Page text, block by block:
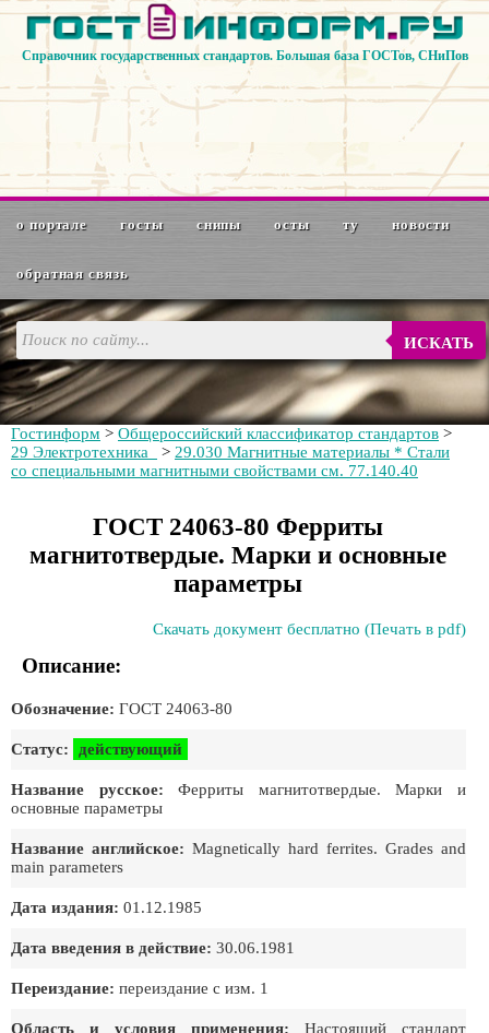
Справочник государственных стандартов. Большая база ГОСТов, СНиПов
о портале госты снипы осты ту новости
обратная связь
ИСКАТЬ
Гостинформ > Общероссийский классификатор стандартов >
29 Электротехника
> 29.030 Магнитные материалы * Стали
со специальными магнитными свойствами см. 77.140.40
ГОСТ 24063-80 Ферриты
магнитотвердые. Марки и основные
параметры
Скачать документ бесплатно (Печать в pdf)
Описание:
Обозначение: ГОСТ 24063-80
Статус: действующий
Название русское: Ферриты магнитотвердые. Марки и
основные параметры
Название английское: Magnetically hard ferrites. Grades and
main parameters
Дата издания: 01.12.1985
Дата введения в действие: 30.06.1981
Переиздание: переиздание с изм. 1
Область и условия применения: Настоящий стандарт